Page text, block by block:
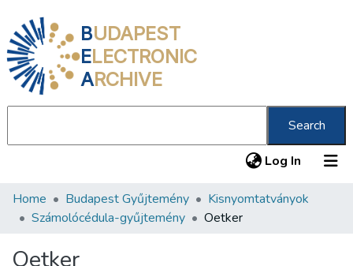
BUDAPEST
ELECTRONIC
ARCHIVE
Search
Log In (current)
Communities & Collections
Home Budapest Gyűjtemény
Kisnyomtatványok
Számolócédula-gyűjtemény
Oetker
Oetker